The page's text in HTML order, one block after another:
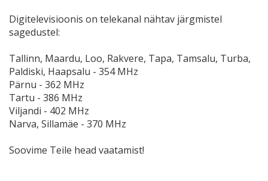
Digitelevisioonis on telekanal nähtav järgmistel
sagedustel:
Tallinn, Maardu, Loo, Rakvere, Tapa, Tamsalu, Turba,
Paldiski, Haapsalu - 354 MHz
Pärnu - 362 MHz
Tartu - 386 MHz
Viljandi - 402 MHz
Narva, Sillamäe - 370 MHz
Soovime Teile head vaatamist!